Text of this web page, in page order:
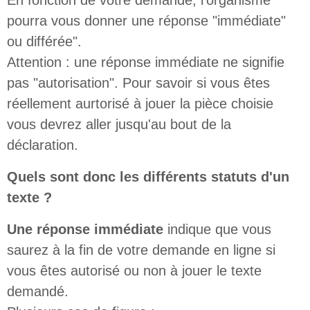
pourra vous donner une réponse "immédiate"
ou différée".
Attention : une réponse immédiate ne signifie
pas "autorisation". Pour savoir si vous êtes
réellement aurtorisé à jouer la pièce choisie
vous devrez aller jusqu'au bout de la
déclaration.
Quels sont donc les différents statuts d'un
texte ?
Une réponse immédiate indique que vous
saurez à la fin de votre demande en ligne si
vous êtes autorisé ou non à jouer le texte
demandé.